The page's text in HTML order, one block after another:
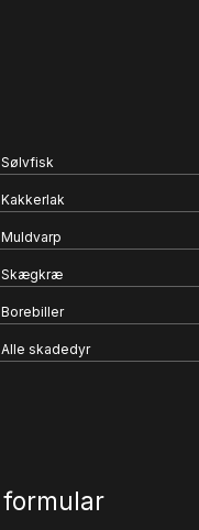
Sølvfisk
Kakkerlak
Muldvarp
Skægkræ
Borebiller
Alle skadedyr
formular